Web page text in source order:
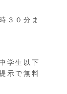
３０分ま
学生以下
示で無料